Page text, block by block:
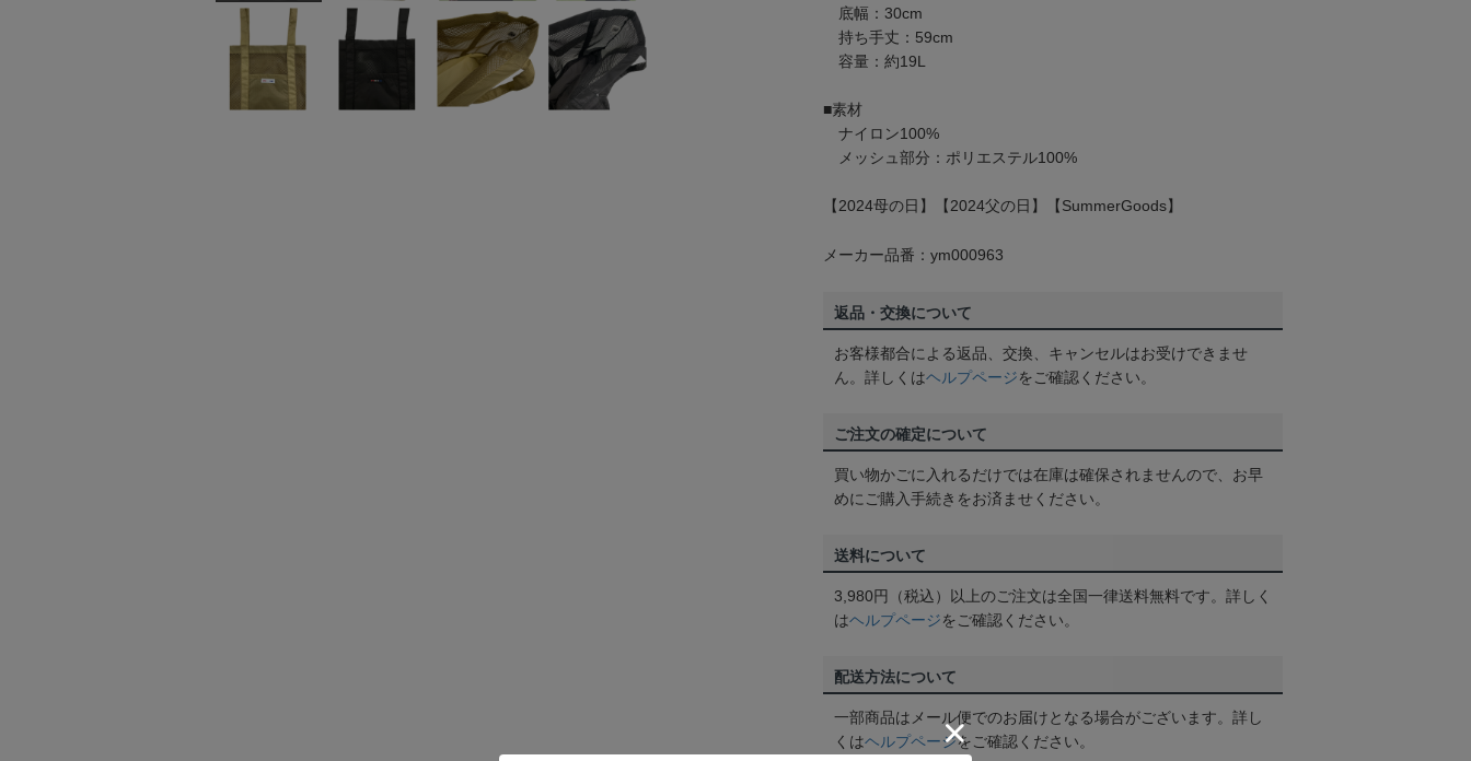
底幅：30cm
持ち手丈：59cm
容量：約19L
■素材
ナイロン100%
メッシュ部分：ポリエステル100%
【2024母の日】【2024父の日】【SummerGoods】
メーカー品番：ym000963
返品・交換について
お客様都合による返品、交換、キャンセルはお受けできませ
ん。詳しくはヘルプページをご確認ください。
ご注文の確定について
買い物かごに入れるだけでは在庫は確保されませんので、お早
めにご購入手続きをお済ませください。
送料について
3,980円（税込）以上のご注文は全国一律送料無料です。詳しく
はヘルプページをご確認ください。
配送方法について
一部商品はメール便でのお届けとなる場合がございます。詳し
くはヘルプページをご確認ください。